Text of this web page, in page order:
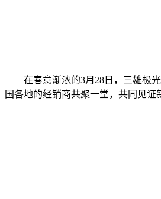
在春意渐浓的3月28日，三雄极光
国各地的经销商共聚一堂，共同见证